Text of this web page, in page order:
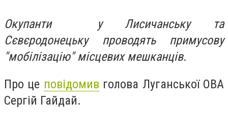
Окупанти у Лисичанську та
Сєвєродонецьку проводять примусову
"мобілізацію" місцевих мешканців.
Про це повідомив голова Луганської ОВА
Сергій Гайдай.